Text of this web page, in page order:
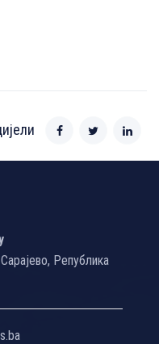
Република